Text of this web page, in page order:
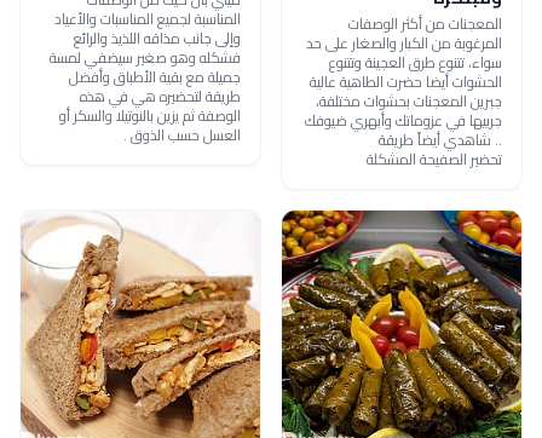
المعجنات من أكثر الوصفات
المرغوبة من الكبار والصغار على حد
سواء، تتنوع طرق العجينة وتتنوع
الحشوات أيضا حضرت الطاهية عالية
جبرين المعجنات بحشوات مختلفة،
جربيها في عزوماتك وأبهري ضيوفك
.. شاهدي أيضاً طريقة
تحضير الصفيحة المشكلة
المناسبة لجميع المناسبات والأعياد
وإلى جانب مذاقه اللذيذ والرائع
فشكله وهو صغير سيضفي لمسة
جميلة مع بقية الأطباق وأفضل
طريقة لتحضيره هي في هذه
الوصفة ثم يزين بالنوتيلا والسكر أو
العسل حسب الذوق .